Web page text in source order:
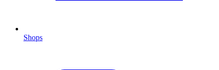
Shops